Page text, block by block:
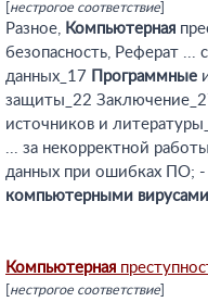
нестрогое соответствие
Разное, Компьютерная
безопасность, Реферат ...
данных_17
Программные
защиты_22
источников и
... за некорректной
данных при ошибках ПО; -
компьютерными вирусами
Компьютерная
нестрогое соответствие